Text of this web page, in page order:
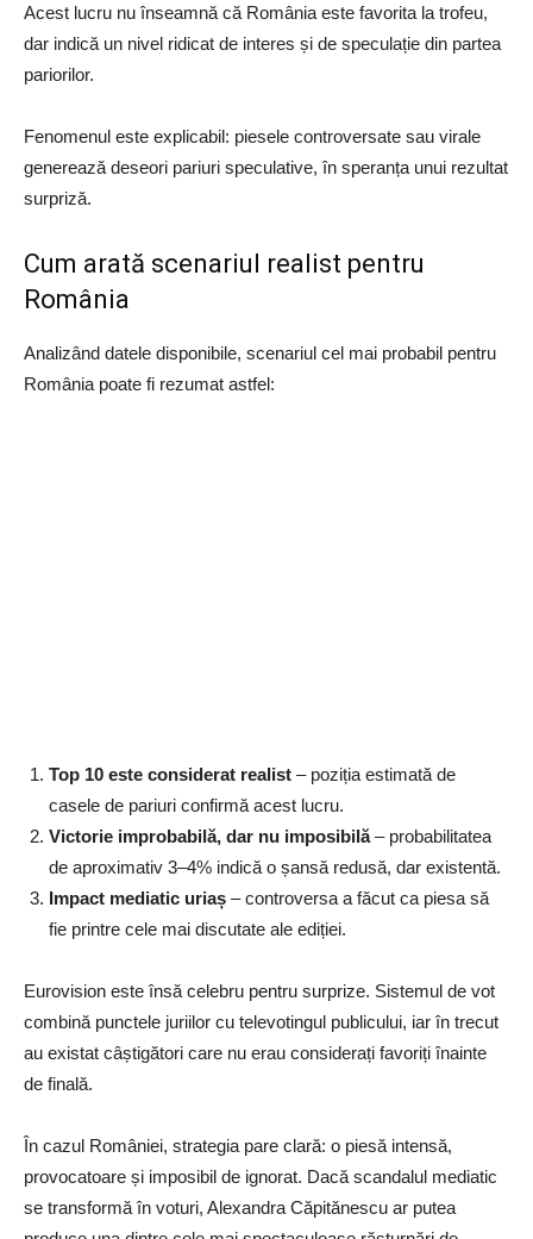
Acest lucru nu înseamnă că România este favorita la trofeu,
dar indică un nivel ridicat de interes și de speculație din partea
pariorilor.
Fenomenul este explicabil: piesele controversate sau virale
generează deseori pariuri speculative, în speranța unui rezultat
surpriză.
Cum arată scenariul realist pentru
România
Analizând datele disponibile, scenariul cel mai probabil pentru
România poate fi rezumat astfel:
Top 10 este considerat realist – poziția estimată de
casele de pariuri confirmă acest lucru.
Victorie improbabilă, dar nu imposibilă– probabilitatea
de aproximativ 3–4% indică o șansă redusă, dar existentă.
Impact mediatic uriaș – controversa a făcut ca piesa să
fie printre cele mai discutate ale ediției.
Eurovision este însă celebru pentru surprize. Sistemul de vot
combină punctele juriilor cu televotingul publicului, iar în trecut
au existat câștigători care nu erau considerați favoriți înainte
de finală.
În cazul României, strategia pare clară: o piesă intensă,
provocatoare și imposibil de ignorat. Dacă scandalul mediatic
se transformă în voturi, Alexandra Căpitănescu ar putea